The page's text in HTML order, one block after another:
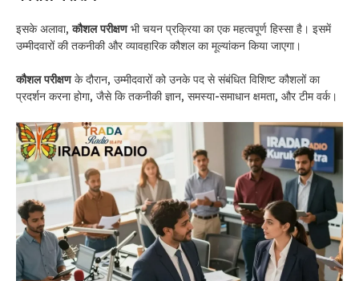
इसके अलावा,कौशल परीक्षणभी चयन प्रक्रिया का एक महत्वपूर्ण हिस्सा है। इसमें
उम्मीदवारों की तकनीकी और व्यावहारिक कौशल का मूल्यांकन किया जाएगा।
कौशल परीक्षणके दौरान, उम्मीदवारों को उनके पद से संबंधित विशिष्ट कौशलों का
प्रदर्शन करना होगा, जैसे कि तकनीकी ज्ञान, समस्या-समाधान क्षमता, और टीम वर्क।